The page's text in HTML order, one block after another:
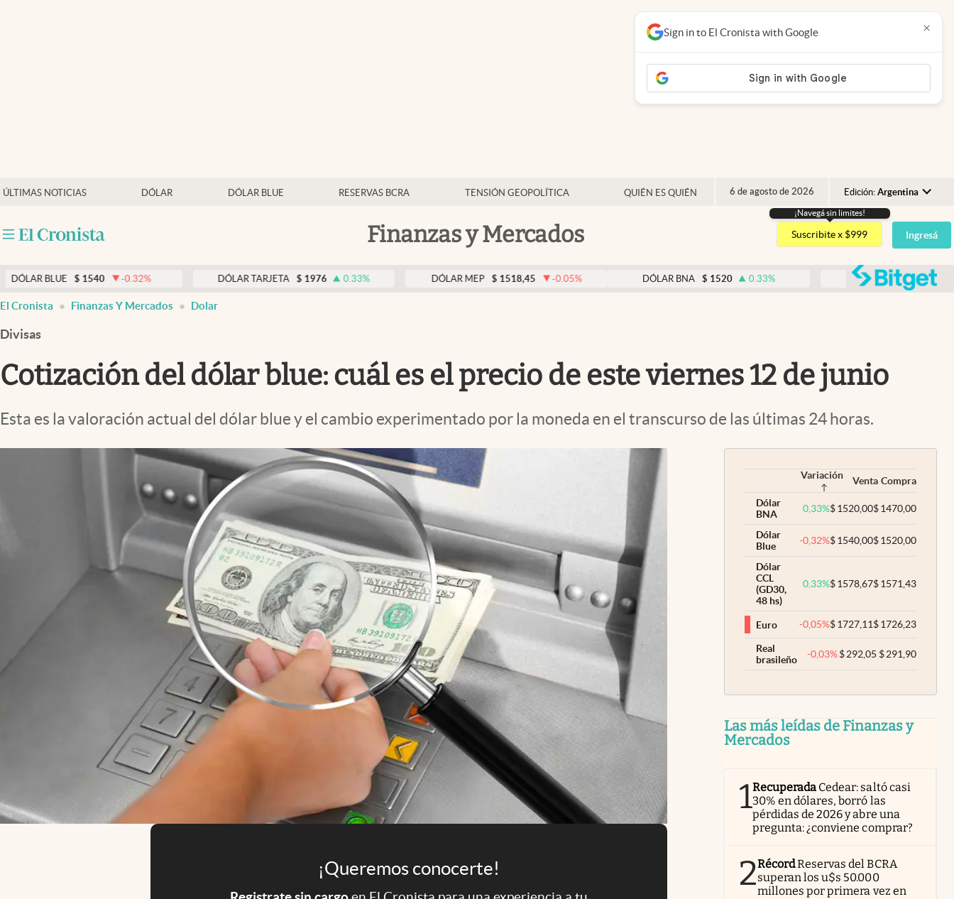
ÚLTIMAS NOTICIAS DÓLAR DÓLAR BLUE RESERVAS BCRA TENSIÓN GEOPOLÍTICA QUIÉN ES QUIÉN 6 de agosto de 2026 Edición: Argentina
Argentina
España
USA
Finanzas y Mercados
Mercados Online
Otras secciones
Clima
¡Navegá sin limites!
Suscribite x $999 Ingresá
$ 1540 -0.32% DÓLAR TARJETA $ 1976 0.33% $ 1518,45 -0.05% $ 1520 0.33% $ 1540 -0.32%
Sign in to El Cronista with Google ×
El Cronista Finanzas Y Mercados Dolar
Divisas
Cotización del dólar blue: cuál es el precio de este viernes 12 de junio
Esta es la valoración actual del dólar blue y el cambio experimentado por la moneda en el transcurso de las últimas 24 horas.
¡Queremos conocerte!
Variación Venta Compra
Dólar
BNA
0,33%$1520,00$1470,00
Dólar
Blue
-0,32%$1540,00$1520,00
Dólar
CCL
(GD30,
48 hs)
0,33%$1578,67$1571,43
Euro -0,05%$1727,11$1726,23
Real
brasileño
-0,03% $292,05 $291,90
Las más leídas de Finanzas y
Mercados
1Recuperada Cedear: saltó casi
30% en dólares, borró las
pérdidas de 2026 y abre una
pregunta: ¿conviene comprar?
2RécordReservas del BCRA
superan los u$s 50.000
millones por primera vez en